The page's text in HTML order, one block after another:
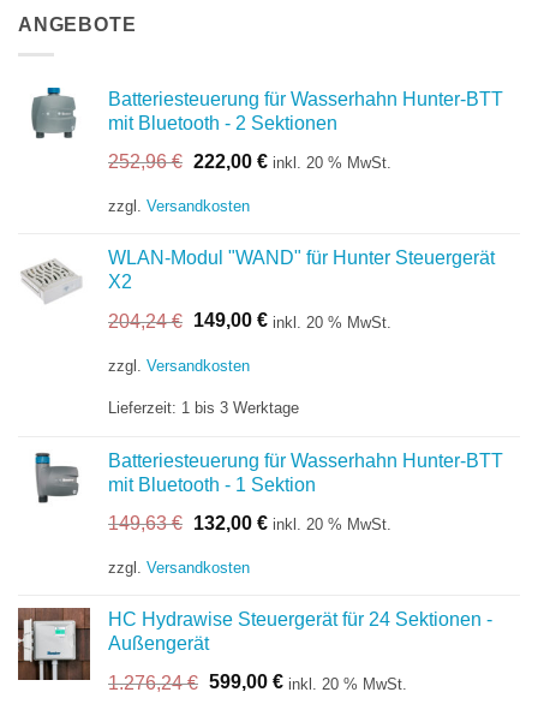
ANGEBOTE
Batteriesteuerung für Wasserhahn Hunter-BTT
mit Bluetooth - 2 Sektionen
252,96€ Ursprünglicher
war:
222,00 €Aktueller
inkl. 20 % MwSt.
zzgl. Versandkosten
WLAN-Modul "WAND" für Hunter Steuergerät
X2
204,24€ Ursprünglicher
war:
149,00 €Aktueller
inkl. 20 % MwSt.
zzgl. Versandkosten
Lieferzeit: 1 bis 3 Werktage
Batteriesteuerung für Wasserhahn Hunter-BTT
mit Bluetooth - 1 Sektion
149,63€ Ursprünglicher
war:
132,00 €Aktueller
inkl. 20 % MwSt.
zzgl. Versandkosten
HC Hydrawise Steuergerät für 24 Sektionen -
Außengerät
1.276,24€ Ursprünglicher
599,00 €Aktueller
inkl. 20 % MwSt.